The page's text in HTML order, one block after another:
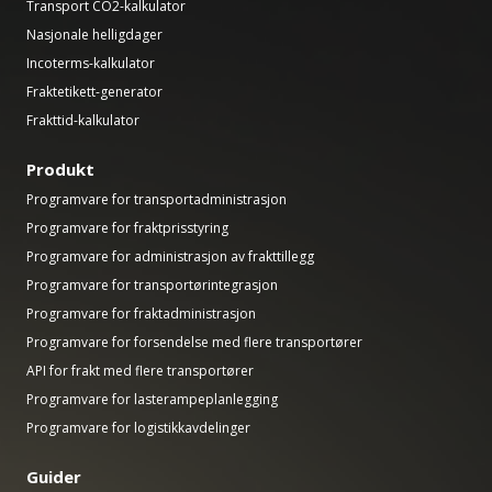
Transport CO2-kalkulator
Nasjonale helligdager
Incoterms-kalkulator
Fraktetikett-generator
Frakttid-kalkulator
Produkt
Programvare for transportadministrasjon
Programvare for fraktprisstyring
Programvare for administrasjon av frakttillegg
Programvare for transportørintegrasjon
Programvare for fraktadministrasjon
Programvare for forsendelse med flere transportører
API for frakt med flere transportører
Programvare for lasterampeplanlegging
Programvare for logistikkavdelinger
Guider